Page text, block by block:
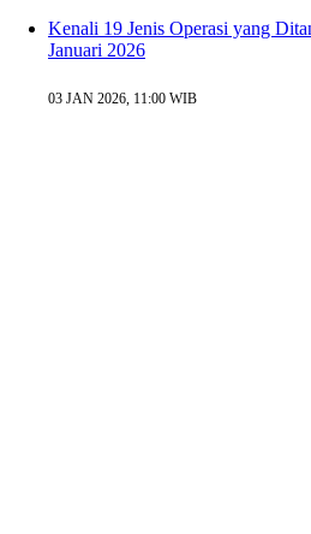
Kenali 19 Jenis Operasi yang
Januari 2026
03 JAN 2026, 11:00 WIB